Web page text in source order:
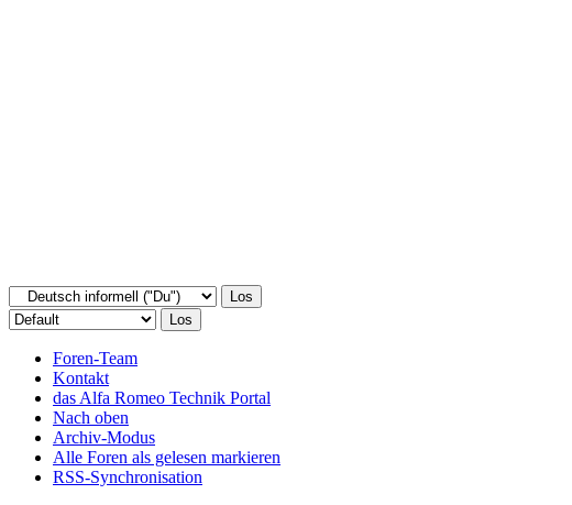
Foren-Team
Kontakt
das Alfa Romeo Technik Portal
Nach oben
Archiv-Modus
Alle Foren als gelesen markieren
RSS-Synchronisation